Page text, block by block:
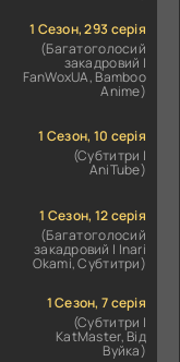
1 Сезон, 293 серія
(Багатоголосий
закадровий |
FanWoxUA, Bamboo
Anime)
1 Сезон, 10 серія
(Субтитри |
AniTube)
1 Сезон, 12 серія
(Багатоголосий
закадровий | Inari
Okami, Субтитри)
1 Сезон, 7 серія
(Субтитри |
KatMaster, Від
Вуйка)